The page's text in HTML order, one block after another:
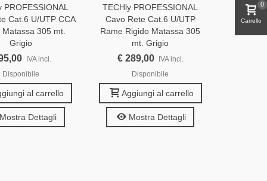
PROFESSIONAL
Cat.6 U/UTP CCA
305 mt.
Grigio
IVA incl.
Disponibile
al carrello
Dettagli
TECHly PROFESSIONAL
Cavo Rete Cat.6 U/UTP
Rame Rigido Matassa 305
mt. Grigio
€ 289,00 IVA incl.
Disponibile
Aggiungi al carrello
Mostra Dettagli
Carrello
0